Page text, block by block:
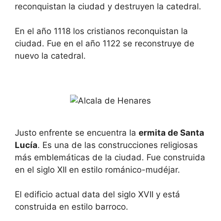
reconquistan la ciudad y destruyen la catedral.
En el año 1118 los cristianos reconquistan la
ciudad. Fue en el año 1122 se reconstruye de
nuevo la catedral.
Justo enfrente se encuentra la ermita de Santa
Lucía. Es una de las construcciones religiosas
más emblemáticas de la ciudad. Fue construida
en el siglo XII en estilo románico-mudéjar.
El edificio actual data del siglo XVII y está
construida en estilo barroco.